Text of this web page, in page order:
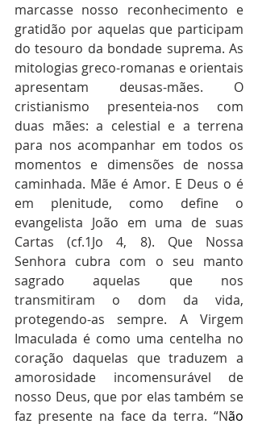
marcasse nosso reconhecimento e
gratidão por aquelas que participam
do tesouro da bondade suprema. As
mitologias greco-romanas e orientais
apresentam deusas-mães. O
cristianismo presenteia-nos com
duas mães: a celestial e a terrena
para nos acompanhar em todos os
momentos e dimensões de nossa
caminhada. Mãe é Amor. E Deus o é
em plenitude, como define o
evangelista João em uma de suas
Cartas (cf.1Jo 4, 8). Que Nossa
Senhora cubra com o seu manto
sagrado aquelas que nos
transmitiram o dom da vida,
protegendo-as sempre. A Virgem
Imaculada é como uma centelha no
coração daquelas que traduzem a
amorosidade incomensurável de
nosso Deus, que por elas também se
faz presente na face da terra. “Não